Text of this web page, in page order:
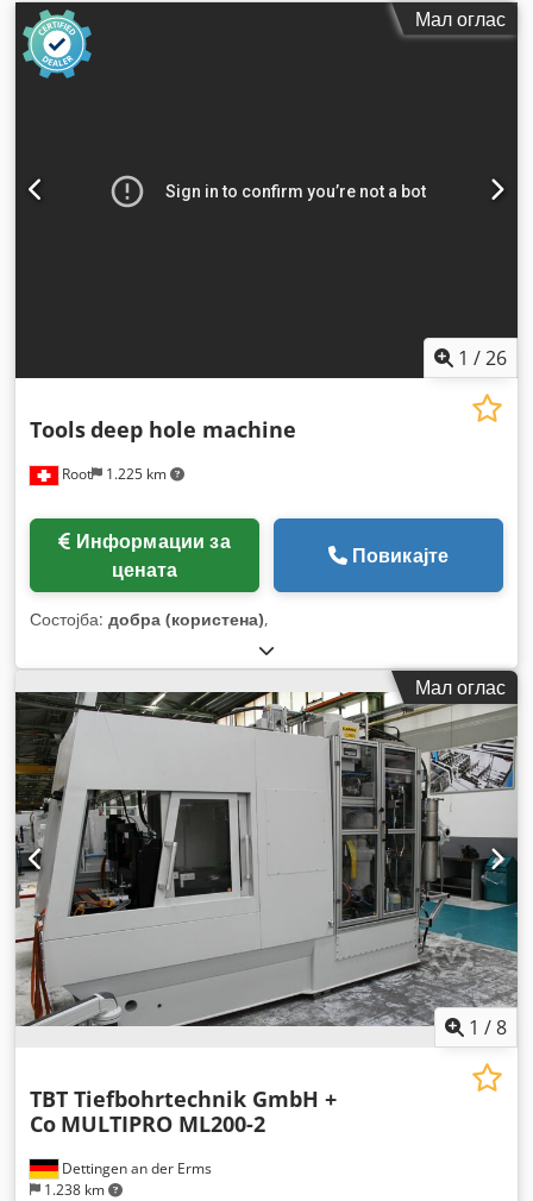
Мал оглас
1 /26
Root 1.225 km
Toolsdeep hole machine
цената
Повикајте
Состојба: добра (користена),
Мал оглас
1 /8
Dettingen an der Erms
1.238 km
TBT Tiefbohrtechnik GmbH +
Co MULTIPRO ML200-2